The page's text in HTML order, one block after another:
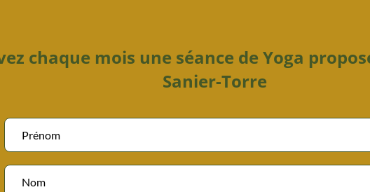
chaque mois une séance de Yoga
Sanier-Torre